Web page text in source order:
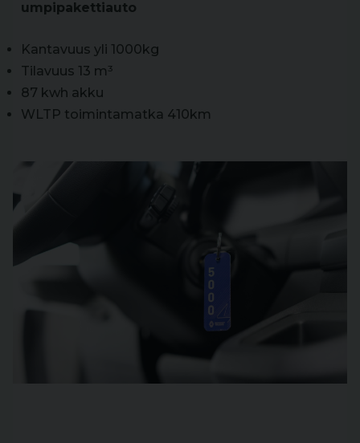
umpipakettiauto
Kantavuus yli 1000kg
Tilavuus 13 m³
87 kwh akku
WLTP toimintamatka 410km